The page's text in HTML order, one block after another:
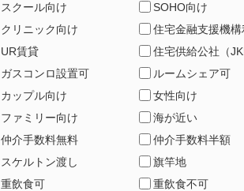
スクール向け
SOHO向け
クリニック向け
住宅金融支援機
UR賃貸
住宅供給公社（
ガスコンロ設置可
ルームシェア可
カップル向け
女性向け
ファミリー向け
海が近い
仲介手数料無料
仲介手数料半額
スケルトン渡し
旗竿地
重飲食可
重飲食不可